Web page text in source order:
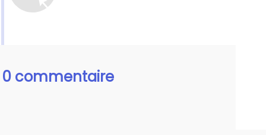
0 commentaire